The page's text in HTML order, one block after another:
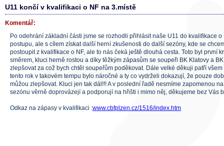
U11 končí v kvalifikaci o NF na 3.místě
Komentář:
Po odehrání základní části jsme se rozhodli přihlásit naše U11 do kvalifikace o
postupu, ale s cílem získat další herní zkušenosti do další sezóny, kde se
postoupit z kvalifikace o NF, ale to nás čeká ještě dlouhá cesta. Toto byl první
směrem, kluci herně rostou a díky těžkým zápasům se soupeři BK Klatovy a
zlepšovat za což bych chtěl soupeřům poděkovat. Dále velké děkuji patří
tento rok v takovém tempu bylo náročné a ty co vydrželi dokazují, že pouze
můžou zlepšovat. Kluci jen tak dál!!! A v poslední řadě nesmíme zapomenou
sezónu věrně doprovázejí a podporují na hřišti i mimo něj, děkujeme bez Vás
Odkaz na zápasy v kvalifikaci :www.cbfplzen.cz/1516/index.htm